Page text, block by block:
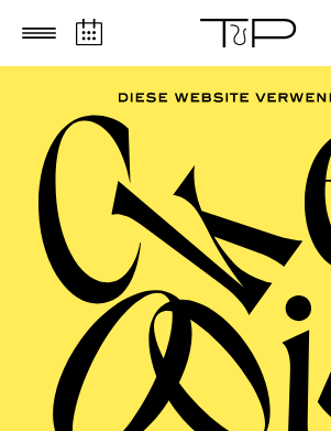
Zum Hauptinhalt springen Zum
AALTO